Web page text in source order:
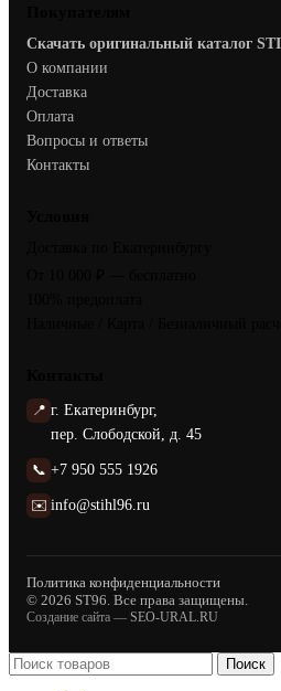
Скачать оригинальный каталог
О компании
Доставка
Оплата
Вопросы и ответы
Контакты
📍 г. Екатеринбург,
пер. Слободской, д. 45
📞 +7 950 555 1926
✉️ info@stihl96.ru
Политика конфиденциальности
© 2026 ST96. Все права защищены.
Создание сайта — SEO-URAL.RU
Поиск